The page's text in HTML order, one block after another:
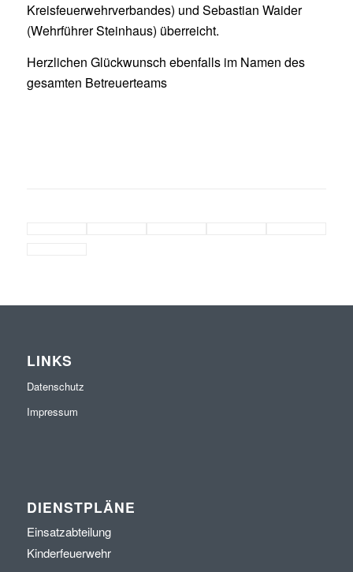
Kreisfeuerwehrverbandes) und Sebastian Waider
(Wehrführer Steinhaus) überreicht.
Herzlichen Glückwunsch ebenfalls im Namen des
gesamten Betreuerteams
LINKS
Datenschutz
Impressum
DIENSTPLÄNE
Einsatzabteilung
Kinderfeuerwehr